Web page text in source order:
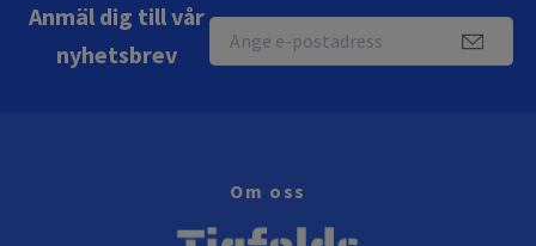
Anmäl dig till vår
nyhetsbrev
Om oss